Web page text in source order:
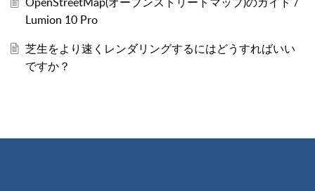
Lumion 10 Pro
芝生をより速くレンダリングするにはどうすればいい
ですか？